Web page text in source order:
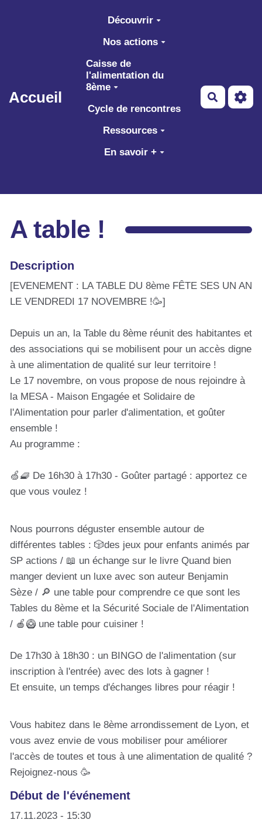
Aller au contenu principal
Accueil
Découvrir
Nos actions
Caisse de
l'alimentation du
8ème
Cycle de rencontres
Ressources
En savoir +
A table !
Description
[EVENEMENT : LA TABLE DU 8ème FÊTE SES UN AN
LE VENDREDI 17 NOVEMBRE !🥳]
Depuis un an, la Table du 8ème réunit des habitantes et
des associations qui se mobilisent pour un accès digne
à une alimentation de qualité sur leur territoire !
Le 17 novembre, on vous propose de nous rejoindre à
la MESA - Maison Engagée et Solidaire de
l'Alimentation pour parler d'alimentation, et goûter
ensemble !
Au programme :
🍏🧇 De 16h30 à 17h30 - Goûter partagé : apportez ce
que vous voulez !
Nous pourrons déguster ensemble autour de
différentes tables : 🎲des jeux pour enfants animés par
SP actions / 📖 un échange sur le livre Quand bien
manger devient un luxe avec son auteur Benjamin
Sèze / 🔎 une table pour comprendre ce que sont les
Tables du 8ème et la Sécurité Sociale de l'Alimentation
/ 🍎🥝 une table pour cuisiner !
De 17h30 à 18h30 : un BINGO de l'alimentation (sur
inscription à l'entrée) avec des lots à gagner !
Et ensuite, un temps d'échanges libres pour réagir !
Vous habitez dans le 8ème arrondissement de Lyon, et
vous avez envie de vous mobiliser pour améliorer
l'accès de toutes et tous à une alimentation de qualité ?
Rejoignez-nous 🥳
Début de l'événement
17.11.2023 - 15:30